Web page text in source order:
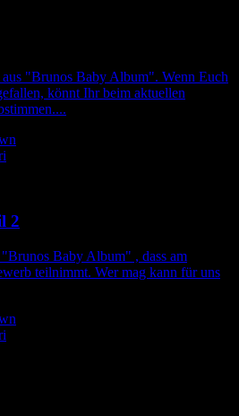
"Brunos Baby Album". Wenn Euch
könnt Ihr beim aktuellen
2
Baby Album" , dass am
teilnimmt. Wer mag kann für uns